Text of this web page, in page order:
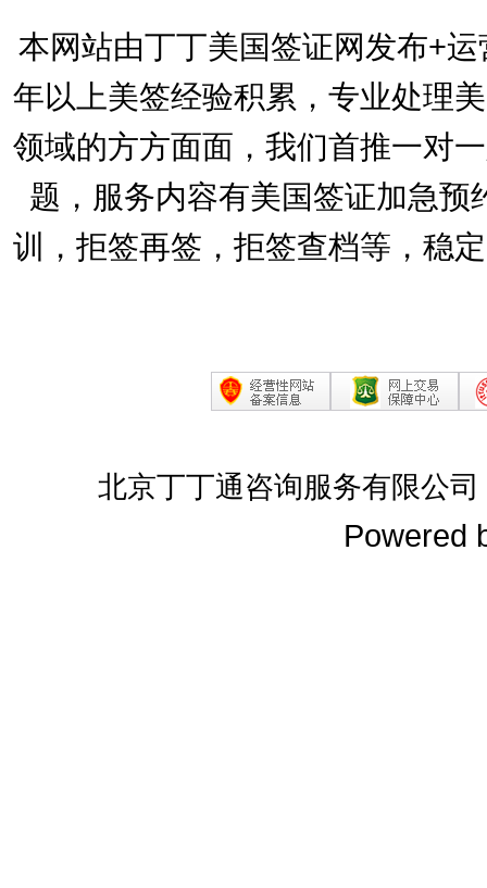
本网站由丁丁美国签证网发布+
年以上美签经验积累，专业处理
领域的方方面面，我们首推一对
题，服务内容有美国签证加急
训，拒签再签，拒签查档等，稳
北京丁丁通咨询服务有限公
Powered